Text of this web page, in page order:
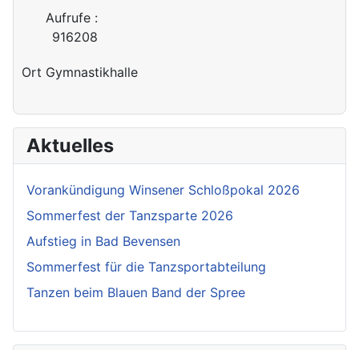
Aufrufe:
916208
Ort Gymnastikhalle
Aktuelles
Vorankündigung Winsener Schloßpokal 2026
Sommerfest der Tanzsparte 2026
Aufstieg in Bad Bevensen
Sommerfest für die Tanzsportabteilung
Tanzen beim Blauen Band der Spree